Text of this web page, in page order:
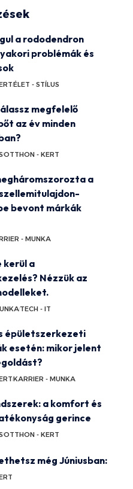
a rododendron
problémák és
ÉLET - STÍLUS
megfelelő
az év minden
OTTHON - KERT
a
bevont márkák
- MUNKA
kerül a
Nézzük az
TECH - IT
épületszerkezeti
esetén: mikor jelent
KARRIER - MUNKA
a komfort és
gerince
OTTHON - KERT
még Júniusban: